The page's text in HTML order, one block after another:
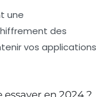
une
des
vos applications